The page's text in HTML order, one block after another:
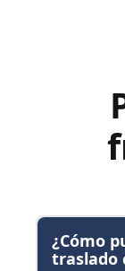
¿Cómo
traslado